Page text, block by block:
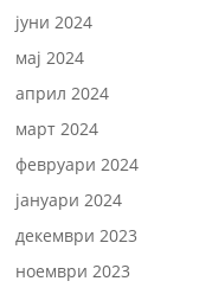
јуни 2024
мај 2024
април 2024
март 2024
февруари 2024
јануари 2024
декември 2023
ноември 2023